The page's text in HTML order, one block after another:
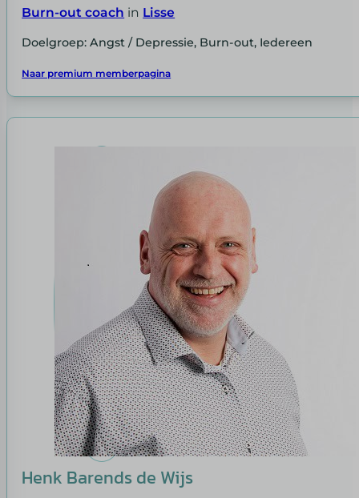
Burn-out coach in Lisse
Doelgroep: Angst / Depressie, Burn-out, Iedereen
Naar premium memberpagina
Henk Barends de Wijs